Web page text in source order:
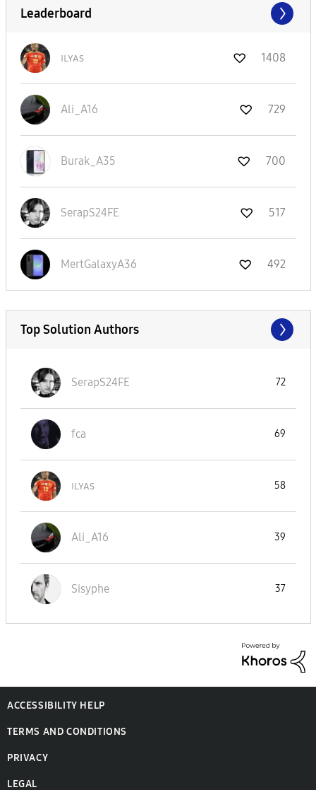
Leaderboard
ɪʟʏᴀs 1408
Ali_A16 729
Burak_A35 700
SerapS24FE 517
MertGalaxyA36 492
Top Solution Authors
SerapS24FE 72
fca 69
ɪʟʏᴀs 58
Ali_A16 39
Sisyphe 37
ACCESSIBILITY HELP
TERMS AND CONDITIONS
PRIVACY
LEGAL